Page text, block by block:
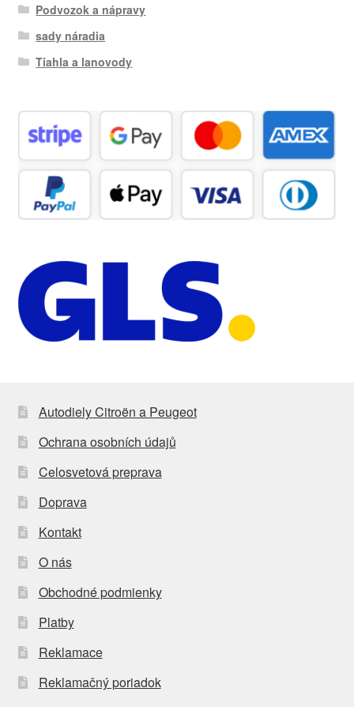
Podvozok a nápravy
sady náradia
Tiahla a lanovody
Autodiely Citroën a Peugeot
Ochrana osobních údajů
Celosvetová preprava
Doprava
Kontakt
O nás
Obchodné podmienky
Platby
Reklamace
Reklamačný poriadok